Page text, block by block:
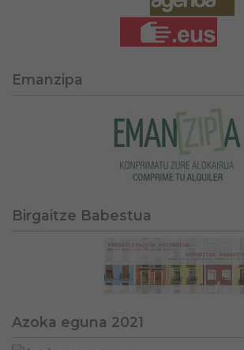
Emanzipa
Birgaitze Babestua
Azoka eguna 2021